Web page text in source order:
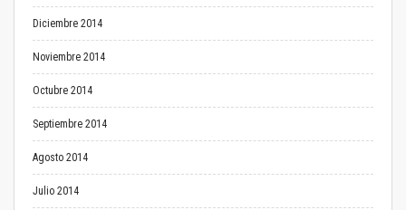
Diciembre 2014
Noviembre 2014
Octubre 2014
Septiembre 2014
Agosto 2014
Julio 2014